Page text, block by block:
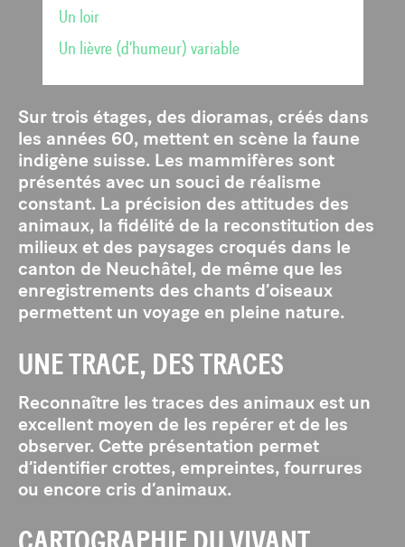
Un loir
Un lièvre (d’humeur) variable
Sur trois étages, des dioramas, créés dans
les années 60, mettent en scène la faune
indigène suisse. Les mammifères sont
présentés avec un souci de réalisme
constant. La précision des attitudes des
animaux, la fidélité de la reconstitution des
milieux et des paysages croqués dans le
canton de Neuchâtel, de même que les
enregistrements des chants d’oiseaux
permettent un voyage en pleine nature.
UNE TRACE, DES TRACES
Reconnaître les traces des animaux est un
excellent moyen de les repérer et de les
observer. Cette présentation permet
d’identifier crottes, empreintes, fourrures
ou encore cris d’animaux.